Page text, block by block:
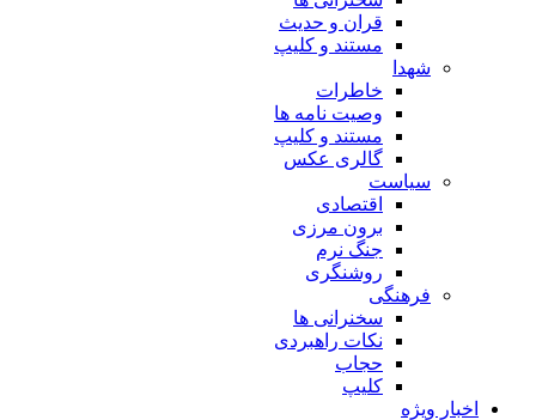
قران و حدیث
مستند و کلیپ
شهدا
خاطرات
وصیت نامه ها
مستند و کلیپ
گالری عکس
سیاست
اقتصادی
برون مرزی
جنگ نرم
روشنگری
فرهنگی
سخنرانی ها
نکات راهبردی
حجاب
کلیپ
اخبار ویژه